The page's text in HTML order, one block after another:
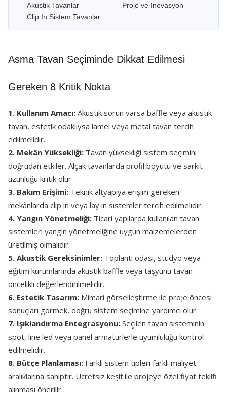
Akustik Tavanlar
Clip In Sistem Tavanlar
Proje ve İnovasyon
Asma Tavan Seçiminde Dikkat Edilmesi
Gereken 8 Kritik Nokta
1. Kullanım Amacı: Akustik sorun varsa baffle veya akustik
tavan, estetik odaklıysa lamel veya metal tavan tercih
edilmelidir.
2. Mekân Yüksekliği: Tavan yüksekliği sistem seçimini
doğrudan etkiler. Alçak tavanlarda profil boyutu ve sarkıt
uzunluğu kritik olur.
3. Bakım Erişimi: Teknik altyapıya erişim gereken
mekânlarda clip in veya lay in sistemler tercih edilmelidir.
4. Yangın Yönetmeliği: Ticari yapılarda kullanılan tavan
sistemleri yangın yönetmeliğine uygun malzemelerden
üretilmiş olmalıdır.
5. Akustik Gereksinimler: Toplantı odası, stüdyo veya
eğitim kurumlarında akustik baffle veya taşyünü tavan
öncelikli değerlendirilmelidir.
6. Estetik Tasarım: Mimari görselleştirme ile proje öncesi
sonuçları görmek, doğru sistem seçimine yardımcı olur.
7. Işıklandırma Entegrasyonu: Seçilen tavan sisteminin
spot, line led veya panel armatürlerle uyumluluğu kontrol
edilmelidir.
8. Bütçe Planlaması: Farklı sistem tipleri farklı maliyet
aralıklarına sahiptir. Ücretsiz keşif ile projeye özel fiyat teklifi
alınması önerilir.